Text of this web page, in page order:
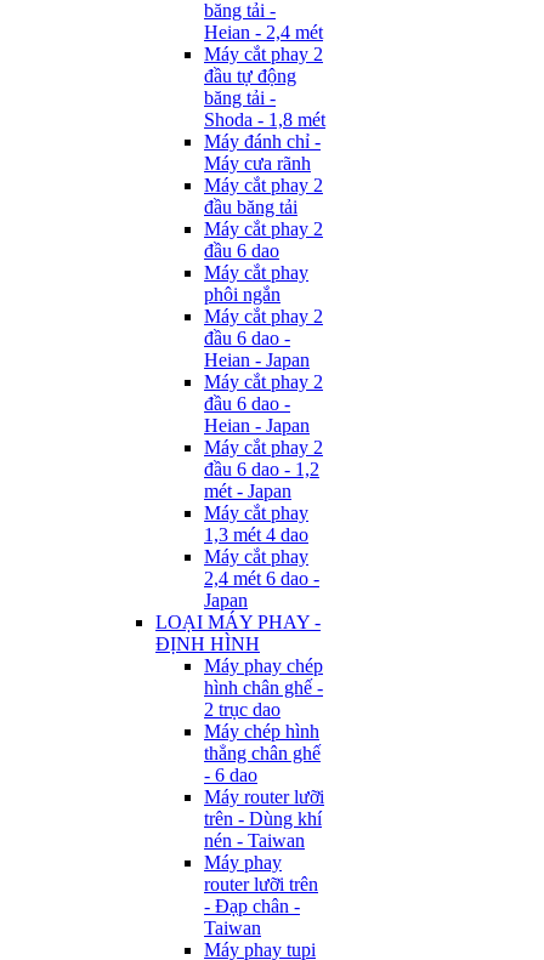
băng tải -
Heian - 2,4 mét
Máy cắt phay 2
đầu tự động
băng tải -
Shoda - 1,8 mét
Máy đánh chỉ -
Máy cưa rãnh
Máy cắt phay 2
đầu băng tải
Máy cắt phay 2
đầu 6 dao
Máy cắt phay
phôi ngắn
Máy cắt phay 2
đầu 6 dao -
Heian - Japan
Máy cắt phay 2
đầu 6 dao -
Heian - Japan
Máy cắt phay 2
đầu 6 dao - 1,2
mét - Japan
Máy cắt phay
1,3 mét 4 dao
Máy cắt phay
2,4 mét 6 dao -
Japan
LOẠI MÁY PHAY -
ĐỊNH HÌNH
Máy phay chép
hình chân ghế -
2 trục dao
Máy chép hình
thẳng chân ghế
- 6 dao
Máy router lưỡi
trên - Dùng khí
nén - Taiwan
Máy phay
router lưỡi trên
- Đạp chân -
Taiwan
Máy phay tupi